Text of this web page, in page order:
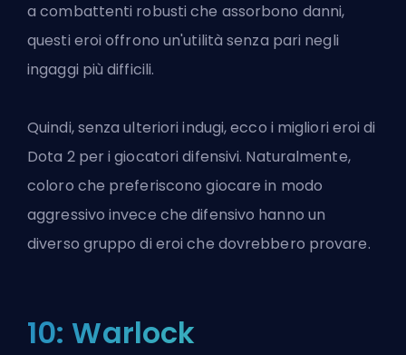
a combattenti robusti che assorbono danni,
questi eroi offrono un'utilità senza pari negli
ingaggi più difficili.
Quindi, senza ulteriori indugi, ecco i migliori eroi di
Dota 2 per i giocatori difensivi. Naturalmente,
coloro che preferiscono giocare in modo
aggressivo invece che difensivo hanno un
diverso gruppo di eroiche dovrebbero provare.
10: Warlock